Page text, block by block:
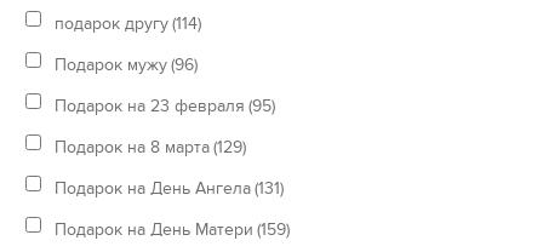
подарок другу(114)
Подарок мужу(96)
Подарок на 23 февраля (95)
Подарок на 8 марта(129)
Подарок на День Ангела(131)
Подарок на День Матери (159)